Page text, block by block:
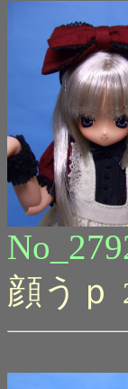
顔うｐ